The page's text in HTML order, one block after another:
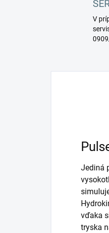
V
Jediná
vďaka
tryska